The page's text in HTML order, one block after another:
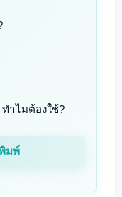
ำไมต้องใช้?
มพ์